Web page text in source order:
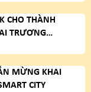
CHO THÀNH
TRƯƠNG
MỪNG KHAI
CITY